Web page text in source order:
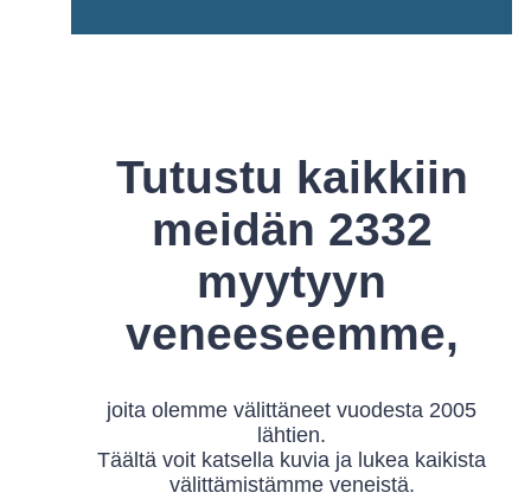
Tutustu kaikkiin
meidän 2332
myytyyn
veneeseemme,
joita olemme välittäneet vuodesta 2005
lähtien.
Täältä voit katsella kuvia ja lukea kaikista
välittämistämme veneistä.